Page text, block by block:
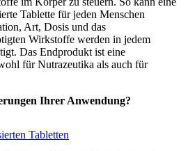
Tablette für jeden Menschen
Art, Dosis und das
Wirkstoffe werden in jedem
Das Endprodukt ist eine
für Nutrazeutika als auch für
Ihrer Anwendung?